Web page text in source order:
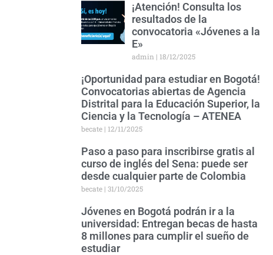
¡Atención! Consulta los
resultados de la
convocatoria «Jóvenes a la
E»
admin 18/12/2025
¡Oportunidad para estudiar en Bogotá!
Convocatorias abiertas de Agencia
Distrital para la Educación Superior, la
Ciencia y la Tecnología – ATENEA
becate 12/11/2025
Paso a paso para inscribirse gratis al
curso de inglés del Sena: puede ser
desde cualquier parte de Colombia
becate 31/10/2025
Jóvenes en Bogotá podrán ir a la
universidad: Entregan becas de hasta
8 millones para cumplir el sueño de
estudiar